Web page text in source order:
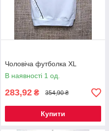
Чоловіча футболка XL
В наявності 1 од.
283,92 ₴ 354,90 ₴
Купити